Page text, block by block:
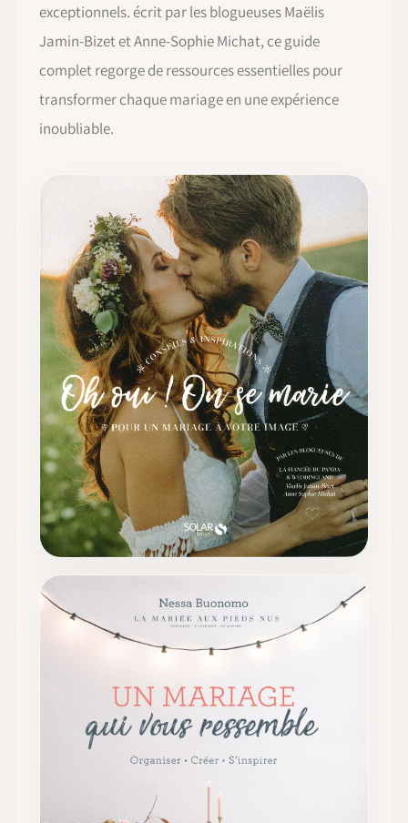
exceptionnels. écrit par les blogueuses Maëlis
Jamin-Bizet et Anne-Sophie Michat, ce guide
complet regorge de ressources essentielles pour
transformer chaque mariage en une expérience
inoubliable.